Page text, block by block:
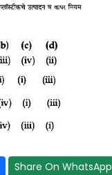
Share On WhatsApp